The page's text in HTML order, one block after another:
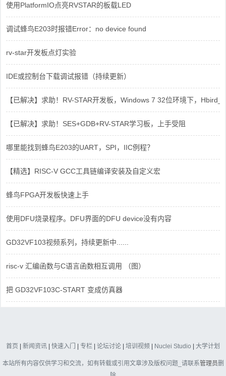
使用PlatformIO点亮RVSTAR的板载LED
调试蜂鸟E203时报错Error：no device found
rv-star开发板点灯实验
IDE或控制台下载调试报错（持续更新）
【已解决】求助！RV-STAR开发板，Windows 7 32位环境下，
【已解决】求助！SES+GDB+RV-STAR学习板，上手受阻
哪里能找到蜂鸟E203的UART，SPI，IIC例程？
【精选】RISC-V GCC工具链编译安装及自定义宏
蜂鸟FPGA开发板快速上手
使用DFU烧录程序。DFU界面的DFU device没有内容
GD32VF103视频系列，持续更新中......
risc-v 汇编函数与C语言函数相互调用 （图）
把 GD32VF103C-START 变成仿真器
首页 | 新闻资讯 | 快速入门 | 专栏 | 论坛讨论 | 培训视频 | Nuclei Studio | 大学计划
本站所有内容仅供学习和交流，如有转载或引用文章涉及版权问题_请联系管理员删